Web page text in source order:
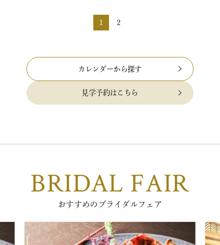
1 2
カレンダーから探す
見学予約はこちら
BRIDAL FAIR
おすすめのブライダルフェア